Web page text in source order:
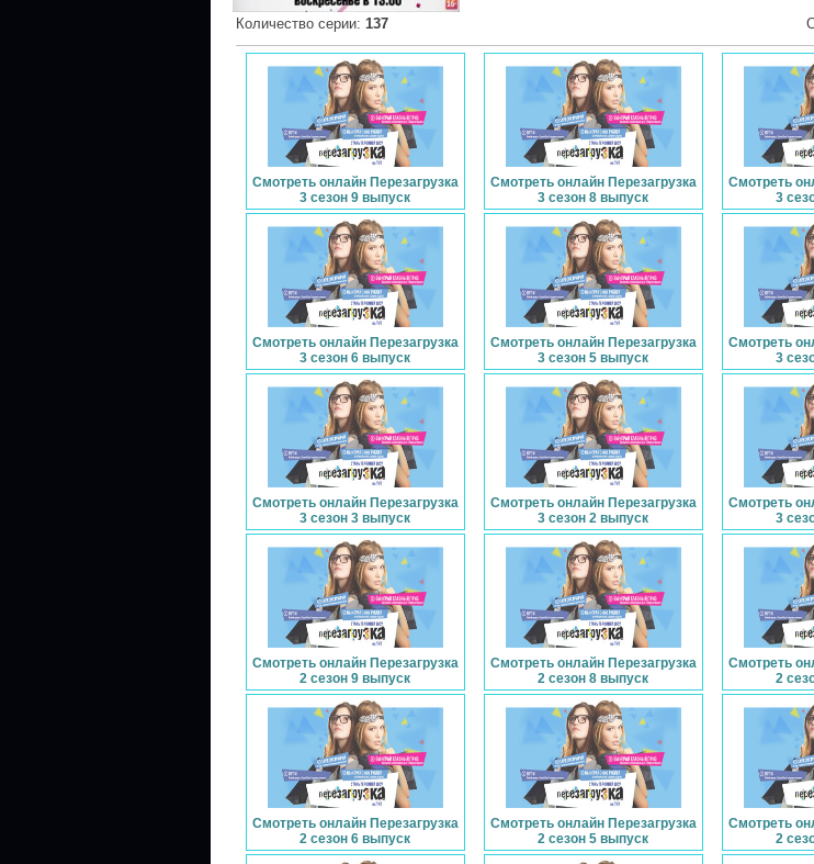
Количество серии: 137
Смотреть онлайн Перезагрузка
3 сезон 9 выпуск
Смотреть онлайн Перезагрузка
3 сезон 8 выпуск
Смотреть
3
Смотреть онлайн Перезагрузка
3 сезон 6 выпуск
Смотреть онлайн Перезагрузка
3 сезон 5 выпуск
Смотреть
3
Смотреть онлайн Перезагрузка
3 сезон 3 выпуск
Смотреть онлайн Перезагрузка
3 сезон 2 выпуск
Смотреть
3
Смотреть онлайн Перезагрузка
2 сезон 9 выпуск
Смотреть онлайн Перезагрузка
2 сезон 8 выпуск
Смотреть
2
Смотреть онлайн Перезагрузка
2 сезон 6 выпуск
Смотреть онлайн Перезагрузка
2 сезон 5 выпуск
Смотреть
2